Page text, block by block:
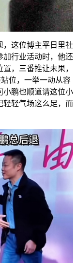
，这位博主平日里社
加行业活动时，他还
，三番推让未果，
位，一举一动从容
小鹏也顺道请这位小
轻轻气场这么足，而